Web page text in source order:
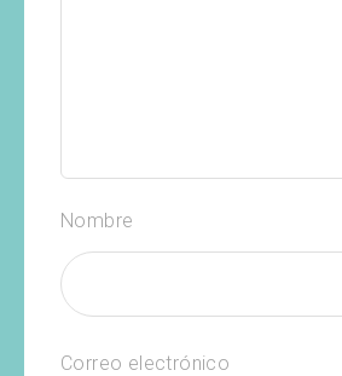
Nombre
Correo electrónico